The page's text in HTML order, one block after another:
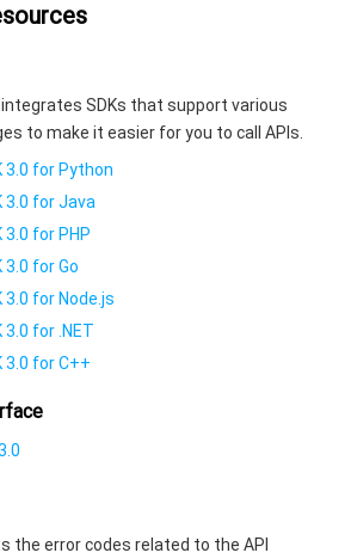
integrates SDKs that support various
to make it easier for you to call APIs.
3.0 for Python
3.0 for Java
3.0 for PHP
3.0 for Go
3.0 for Node.js
3.0 for .NET
3.0 for C++
the error codes related to the API